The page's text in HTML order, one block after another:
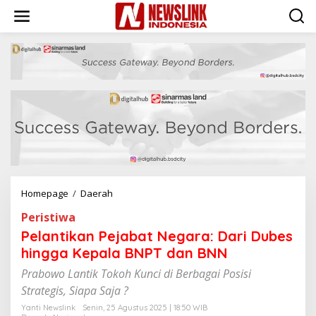
w
Homepage / Daerah
a
n
t
i
a
n
Peristiwa
Pelantikan Pejabat Negara: Dari Dubes
hingga Kepala BNPT dan BNN
Prabowo Lantik Tokoh Kunci di Berbagai Posisi
Strategis, Siapa Saja ?
Yanti Newslink
Senin, 25 Agustus 2025 | 18:50 WIB